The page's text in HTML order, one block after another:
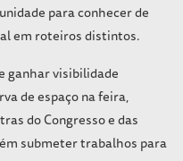
para conhecer de
em roteiros distintos.
ganhar visibilidade
de espaço na feira,
do Congresso e das
submeter trabalhos para